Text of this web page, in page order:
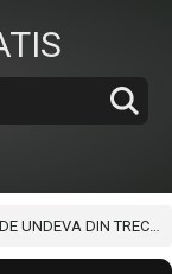
UNDEVA DIN TRECUT